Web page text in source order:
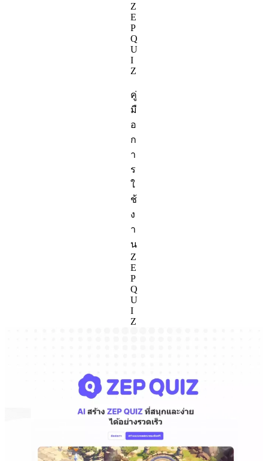
Z
E
P
Q
U
I
Z
คู่
มื
อ
ก
า
ร
ใ
ช้
ง
า
น
Z
E
P
Q
U
I
Z